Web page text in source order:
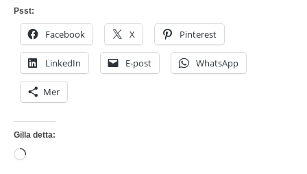
Psst:
Facebook X Pinterest
LinkedIn E-post WhatsApp
Mer
Gilla detta:
Laddar